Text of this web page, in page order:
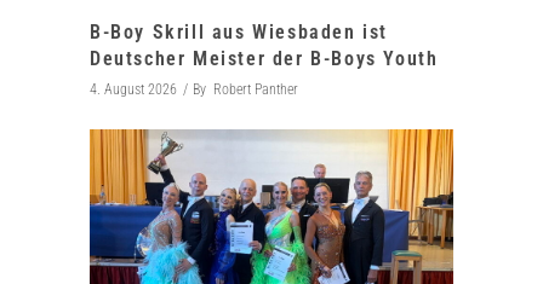
B-Boy Skrill aus Wiesbaden ist
Deutscher Meister der B-Boys Youth
4. August 2026 By Robert Panther